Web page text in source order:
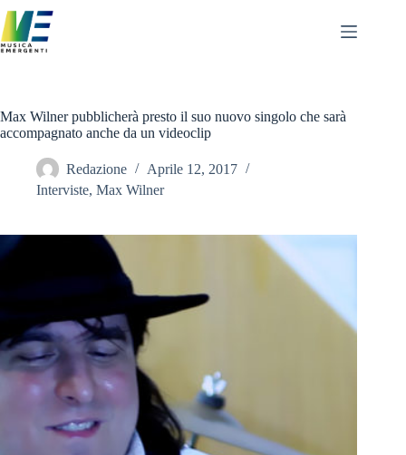
al
contenuto
Max Wilner pubblicherà presto il suo nuovo singolo che sarà
accompagnato anche da un videoclip
Redazione
Aprile 12, 2017
Interviste, Max Wilner